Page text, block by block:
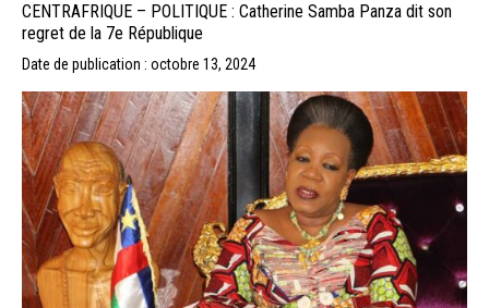
CENTRAFRIQUE – POLITIQUE : Catherine Samba Panza dit son
regret de la 7e République
Date de publication : octobre 13, 2024